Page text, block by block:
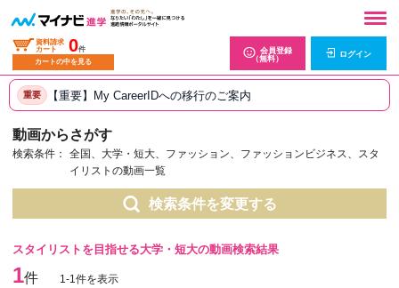
資料請求
カート
0件
カートの中を見る
会員登録
（無料）
ログイン
重要 【重要】My CareerIDへの移行のご案内
動画からさがす
検索条件：
全国、大学・短大、ファッション、ファッションビジネス、スタ
イリストの動画一覧
検索条件を変更する
スタイリストを目指せる大学・短大の動画検索結果
1件 1-1件を表示